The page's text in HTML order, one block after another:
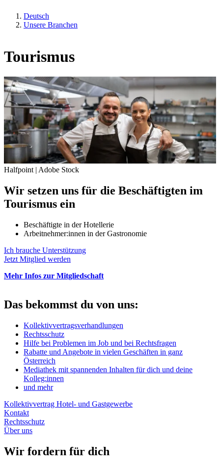
Deutsch
Unsere Branchen
Tourismus
Halfpoint | Adobe Stock
Wir setzen uns für die Beschäftigten im
Tourismus ein
Beschäftigte in der Hotellerie
Arbeitnehmer:innen in der Gastronomie
Ich brauche Unterstützung
Jetzt Mitglied werden
Mehr Infos zur Mitgliedschaft
Das bekommst du von uns:
Kollektivvertragsverhandlungen
Rechtsschutz
Hilfe bei Problemen im Job und bei Rechtsfragen
Rabatte und Angebote in vielen Geschäften in ganz
Österreich
Mediathek mit spannenden Inhalten für dich und deine
Kolleg:innen
und mehr
Kollektivvertrag Hotel- und Gastgewerbe
Kontakt
Rechtsschutz
Über uns
Wir fordern für dich